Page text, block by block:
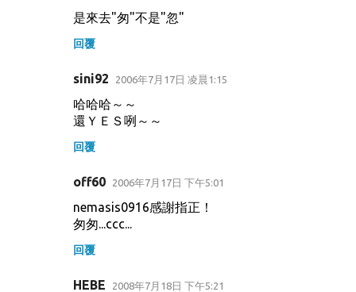
是來去"匆"不是"忽"
回覆
sini92 2006年7月17日 凌晨1:15
哈哈哈～～
還ＹＥＳ咧～～
回覆
off60 2006年7月17日 下午5:01
nemasis0916感謝指正！
匆匆...ccc...
回覆
HEBE 2008年7月18日 下午5:21